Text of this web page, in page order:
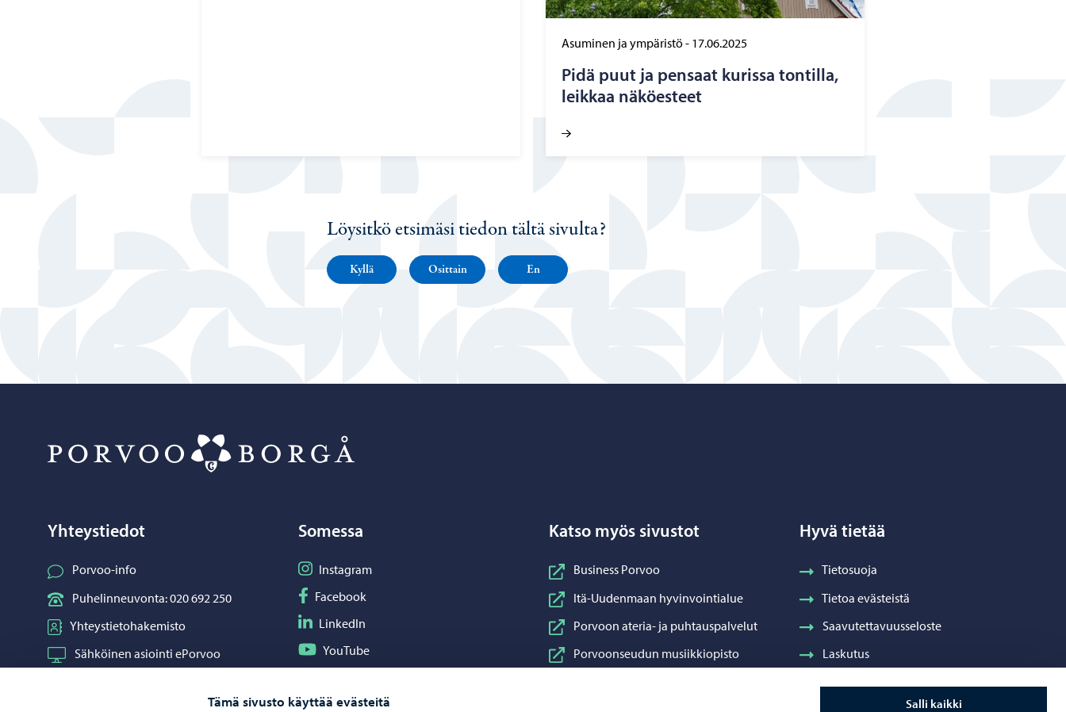
Tämä sivusto käyttää evästeitä Salli kaikki
Asuminen ja ympäristö- 17.06.2025
Pidä puut ja pen­saat ku­ris­sa ton­til­la,
leik­kaa nä­kö­es­teet
Löysitkö etsimäsi tiedon tältä sivulta?
Kyllä Osittain En
Yhteystiedot
Porvoo-info
Puhelinneuvonta: 020 692 250
Yhteystietohakemisto
Sähköinen asiointi ePorvoo
Somessa
Seuraa Instagram
Instagram
Seuraa Facebook
Facebook
Seuraa LinkedIn
LinkedIn
Seuraa YouTube
YouTube
Katso myös sivustot
Business Porvoo
Itä-Uudenmaan hyvinvointialue
Porvoon ateria- ja puhtauspalvelut
Porvoonseudun musiikkiopisto
Hyvä tietää
Tietosuoja
Tietoa evästeistä
Saavutettavuusseloste
Laskutus